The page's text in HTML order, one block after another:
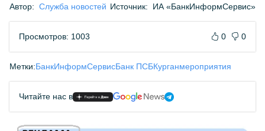
Автор: Служба новостей Источник: ИА «БанкИнформСервис»
Просмотров: 1003 0 0
Метки:БанкИнформСервисБанк ПСБКурганмероприятия
Читайте нас в